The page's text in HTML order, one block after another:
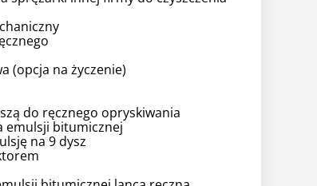
(opcja na życzenie)
do ręcznego opryskiwania
emulsji bitumicznej
na 9 dysz